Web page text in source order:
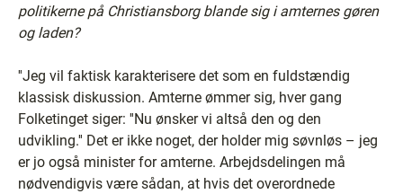
politikerne på Christiansborg blande sig i amternes gøren
og laden?
''Jeg vil faktisk karakterisere det som en fuldstændig
klassisk diskussion. Amterne ømmer sig, hver gang
Folketinget siger: ''Nu ønsker vi altså den og den
udvikling.'' Det er ikke noget, der holder mig søvnløs – jeg
er jo også minister for amterne. Arbejdsdelingen må
nødvendigvis være sådan, at hvis det overordnede